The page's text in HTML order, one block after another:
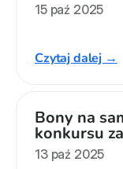
15 paź 2025
Czytaj dalej →
Bony na
konkursu
13 paź 2025